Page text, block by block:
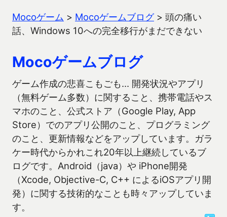
Mocoゲーム > Mocoゲームブログ> 頭の痛い
話、Windows 10への完全移行がまだできない
Mocoゲームブログ
ゲーム作成の悲喜こもごも… 開発状況やアプリ
（無料ゲーム多数）に関すること、携帯電話やス
マホのこと、公式ストア（Google Play, App
Store）でのアプリ公開のこと、プログラミング
のこと、更新情報などをアップしています。ガラ
ケー時代からかれこれ20年以上継続しているブ
ログです。Android（java）や iPhone開発
（Xcode, Objective-C, C++ によるiOSアプリ開
発）に関する技術的なことも時々アップしていま
す。